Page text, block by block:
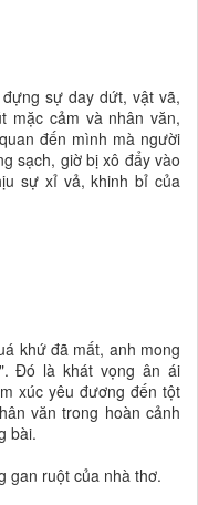
sự day dứt, vật vã,
mặc cảm và nhân văn,
đến mình mà người
sạch, giờ bị xô đẩy vào
sự xỉ vả, khinh bỉ của
khứ đã mất, anh mong
Đó là khát vọng ân ái
xúc yêu đương đến tột
văn trong hoàn cảnh
bài.
gan ruột của nhà thơ.